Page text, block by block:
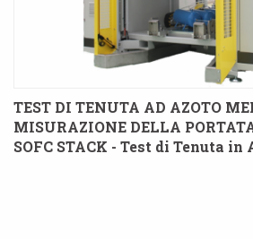
TEST DI TENUTA AD AZOTO
MISURAZIONE DELLA
SOFC STACK - Test di Tenuta in